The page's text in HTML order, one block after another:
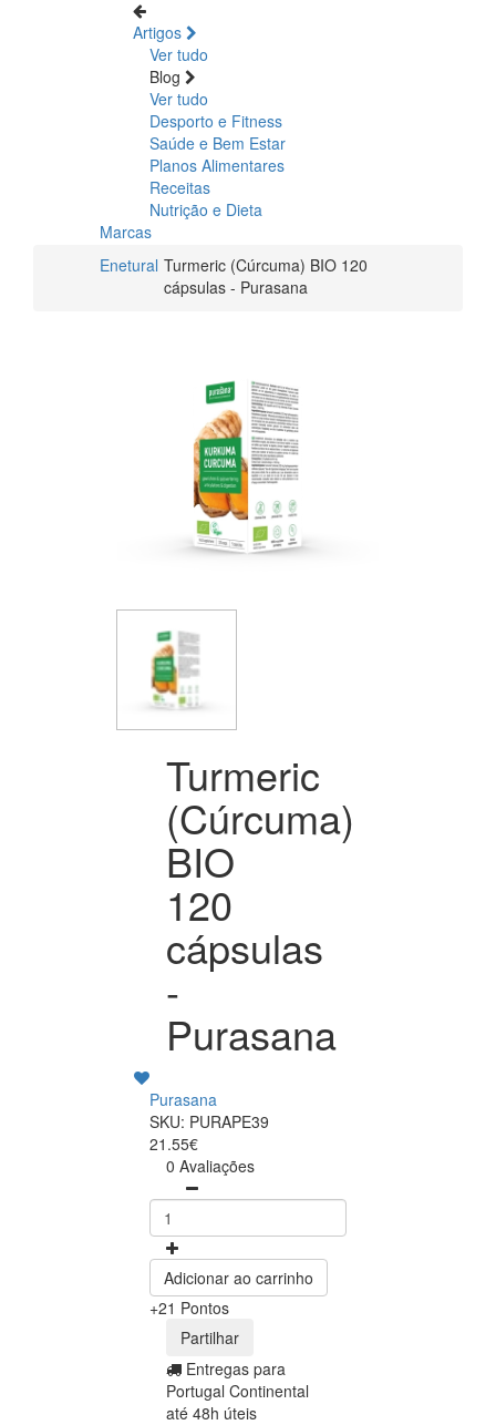
Artigos
Ver tudo
Blog
Ver tudo
Desporto e Fitness
Saúde e Bem Estar
Planos Alimentares
Receitas
Nutrição e Dieta
Marcas
Enetural Turmeric (Cúrcuma) BIO 120
cápsulas - Purasana
Turmeric
(Cúrcuma)
BIO
120
cápsulas
-
Purasana
Purasana
SKU: PURAPE39
21.55€
0 Avaliações
Adicionar ao carrinho
+21 Pontos
Partilhar
Entregas para
Portugal Continental
até 48h úteis